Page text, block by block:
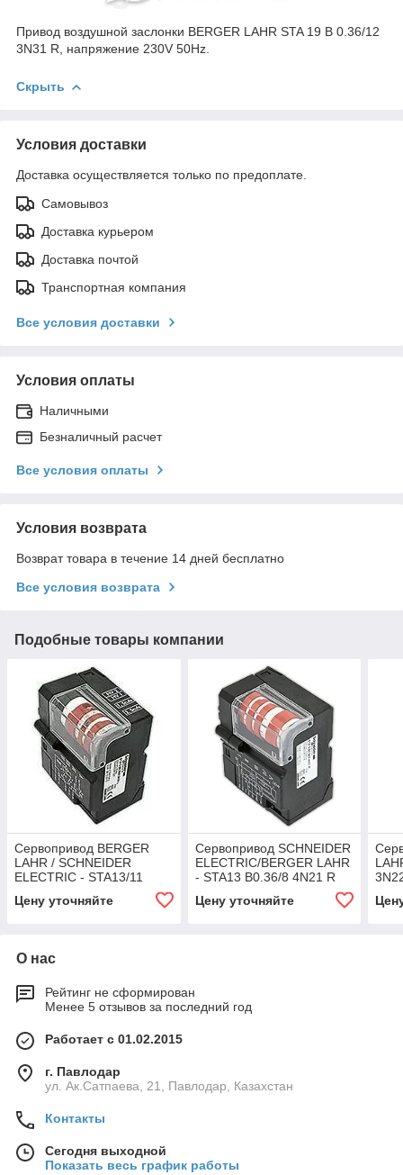
Привод воздушной заслонки BERGER LAHR STA 19 B 0.36/12
3N31 R, напряжение 230V 50Hz.
Скрыть
Условия доставки
Доставка осуществляется только по предоплате.
Самовывоз
Доставка курьером
Доставка почтой
Транспортная компания
Все условия доставки
Условия оплаты
Наличными
Безналичный расчет
Все условия оплаты
Условия возврата
Возврат товара в течение 14 дней бесплатно
Все условия возврата
Подобные товары компании
Сервопривод BERGER
LAHR / SCHNEIDER
ELECTRIC - STA13/11
Цену уточняйте
Сервопривод SCHNEIDER
ELECTRIC/BERGER LAHR
- STA13 B0.36/8 4N21 R
Цену уточняйте
О нас
Рейтинг не сформирован
Менее 5 отзывов за последний год
Работает с 01.02.2015
г. Павлодар
ул. Ак.Сатпаева, 21, Павлодар, Казахстан
Контакты
Сегодня выходной
Показать весь график работы